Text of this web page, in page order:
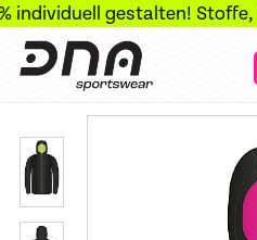
gestalten! Stoffe,
»